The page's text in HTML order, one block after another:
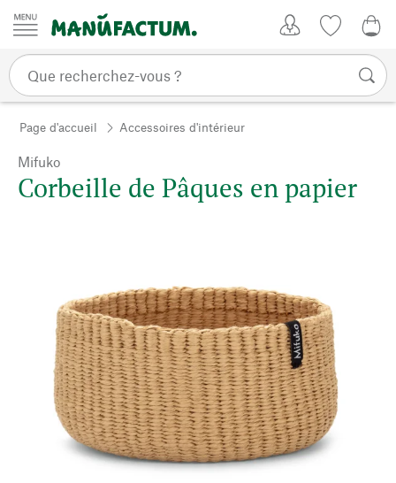
Passer au contenu
Page d'accueil Accessoires d'intérieur
Mifuko
Corbeille de Pâques en papier